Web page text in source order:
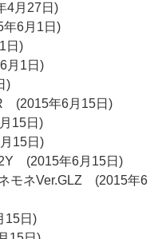
4月27日)
6月1日)
日)
月1日)
)
(2015年6月15日)
15日)
15日)
(2015年6月15日)
モネVer.GLZ (2015年6
15日)